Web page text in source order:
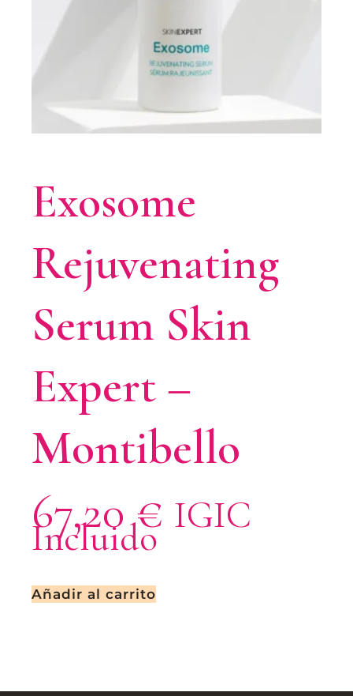
Exosome
Rejuvenating
Serum Skin
Expert –
Montibello
67,20€ IGIC
Incluido
Añadir al carrito